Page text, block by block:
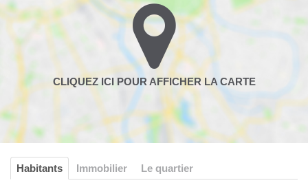
Habitants Immobilier Le quartier